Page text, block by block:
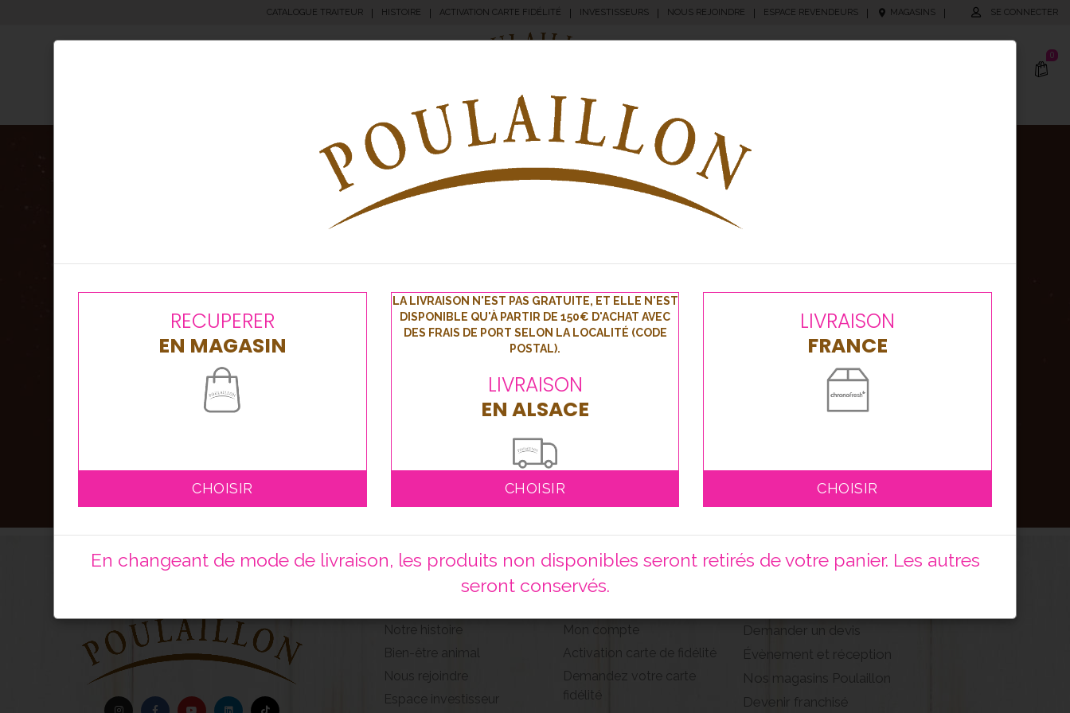
CATALOGUE TRAITEUR HISTOIRE ACTIVATION CARTE FIDÉLITÉ INVESTISSEURS NOUS REJOINDRE ESPACE REVENDEURS MAGASINS SE CONNECTER
0
Pâtisserie Apéritifs Traiteur
Abonnez-vous
à notre newsletter
Nouveautés, bons plans ou
événements, soyez les
premiers informés en vous
inscrivant à notre newsletter !
Notre histoire
Bien-être animal
Nous rejoindre
Espace investisseur
Mon compte
Activation carte de fidélité
Demandez votre carte
fidélité
Demander un devis
Évènement et réception
Nos magasins Poulaillon
Devenir franchisé
RECUPERER
EN MAGASIN
CHOISIR
LA LIVRAISON N'EST PAS GRATUITE, ET ELLE N'EST
DISPONIBLE QU'À PARTIR DE 150€ D'ACHAT AVEC
DES FRAIS DE PORT SELON LA LOCALITÉ (CODE
POSTAL).
LIVRAISON
EN ALSACE
CHOISIR
LIVRAISON
FRANCE
CHOISIR
En changeant de mode de livraison, les produits non disponibles seront retirés de votre panier. Les autres
seront conservés.